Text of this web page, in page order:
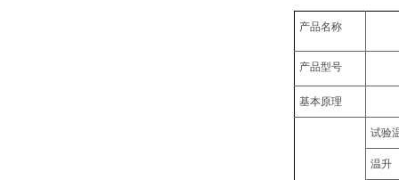
产品名称
产品型号
基本原理
试验
温升